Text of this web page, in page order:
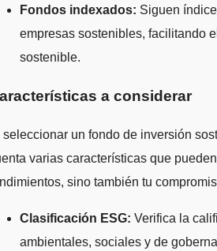
Fondos indexados: Siguen
empresas sostenibles, facilitando
sostenible.
a considerar
seleccionar un fondo de inversión
varias características que
sino también tu
Clasificación ESG: Verifica la
ambientales, sociales y de